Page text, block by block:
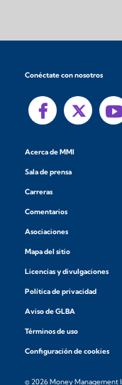
Conéctate con nosotros
Acerca de MMI
Sala de prensa
Carreras
Comentarios
Asociaciones
Mapa del sitio
Licencias y divulgaciones
Política de privacidad
Aviso de GLBA
Términos de uso
Configuración de cookies
© 2026 Money Management